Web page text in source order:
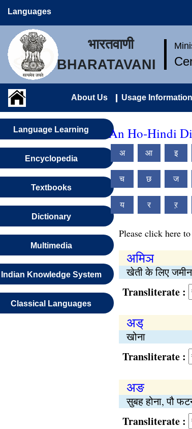
Languages
भारतवाणी
BHARATAVANI
About Us Usage Information
Language Learning
Encyclopedia
Textbooks
Dictionary
Multimedia
Indian Knowledge System
Classical Languages
An Ho-Hindi
अ आ इ
च छ ज
य र ऱ
Please click here
अमिञ
खेती के लिए
Transliterate :
अड्
खोना
Transliterate :
अङ
सुबह होना, पौ
Transliterate :